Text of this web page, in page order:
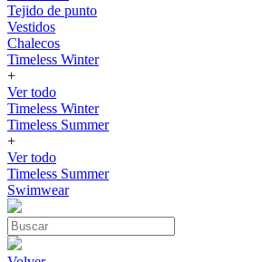
Tejido de punto
Vestidos
Chalecos
Timeless Winter
+
Ver todo
Timeless Winter
Timeless Summer
+
Ver todo
Timeless Summer
Swimwear